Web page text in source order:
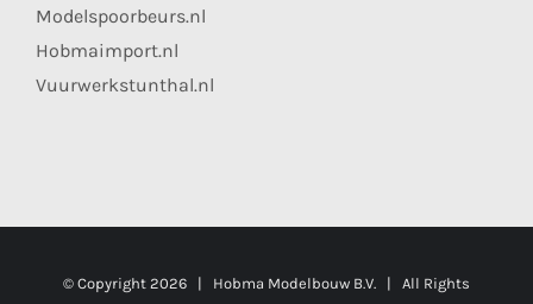
Modelspoorbeurs.nl
Hobmaimport.nl
Vuurwerkstunthal.nl
© Copyright 2026 | Hobma Modelbouw B.V. | All Rights